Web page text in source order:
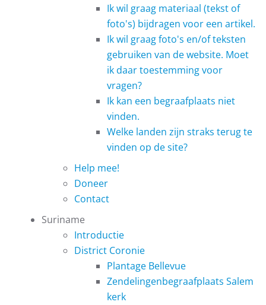
Ik wil graag materiaal (tekst of
foto's) bijdragen voor een artikel.
Ik wil graag foto's en/of teksten
gebruiken van de website. Moet
ik daar toestemming voor
vragen?
Ik kan een begraafplaats niet
vinden.
Welke landen zijn straks terug te
vinden op de site?
Help mee!
Doneer
Contact
Suriname
Introductie
District Coronie
Plantage Bellevue
Zendelingenbegraafplaats Salem
kerk